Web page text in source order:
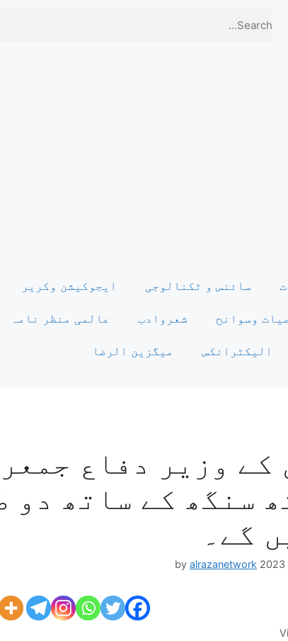
سائنس و ٹکنالوجی ایجوکیشن وکریر
وسوانح شعروادب عالمی منظر نامہ
الیکٹرانکس میگزین الرضا
کے وزیر دفاع
سنگھ کے ساتھ دو
گے۔
by alrazanetwork